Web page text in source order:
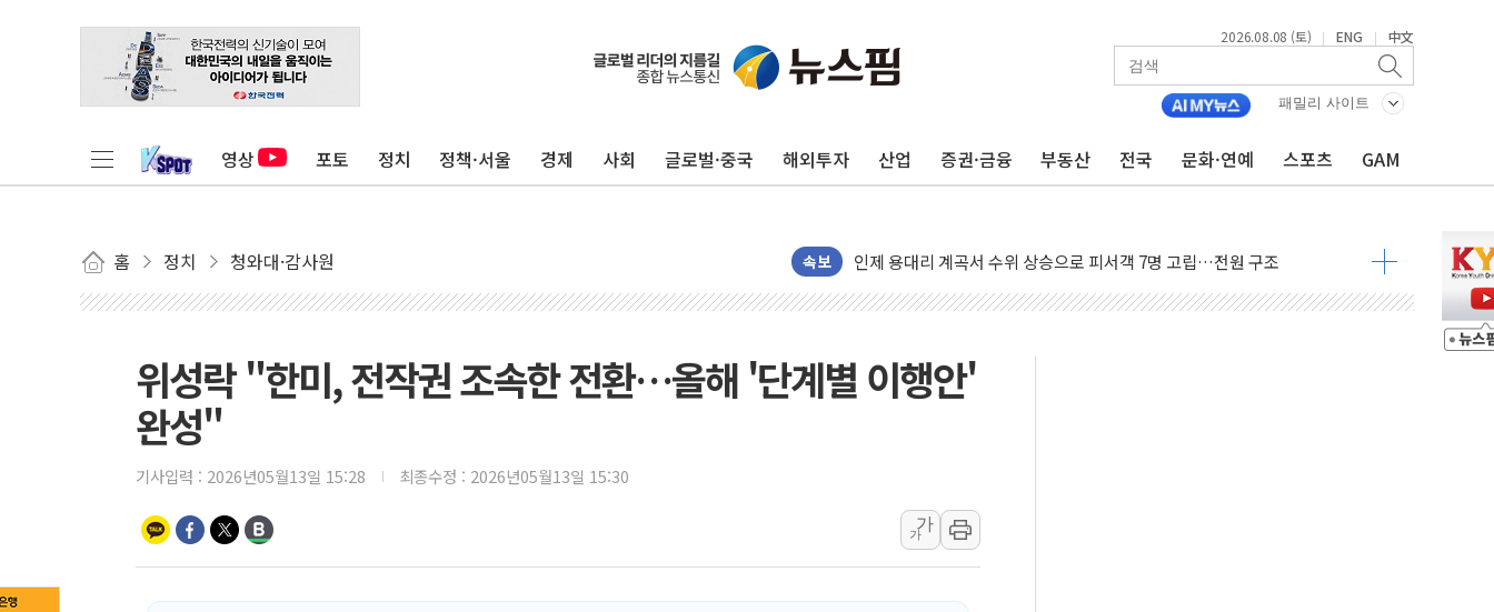
2026.08.08 (토) | ENG | 中文
패밀리 사이트
영상 포토 정치 정책·서울 경제 사회 글로벌·중국 해외투자 산업 증권·금융 부동산 전국 문화·연예 스포츠 GAM
홈 정치 청와대·감사원 속보
'화합' 꺼낸 김민석에 '뻔뻔' 받아친 정청래…제주 연설서 신경전 고조
李대통령, ISA 개편 재검토 지시…與 "적극 환영"·野 "졸속 국정"
연일 폭염에 온열질환 사망 23명…정부, 비상대응기구 가동
동해시, 11~14일 '별똥별 멍' 운영…페르세우스 유성우 관측
강원 중·남부 동해안 시간당 50mm 이상 폭우…호우경보 발효
폭염에 車 운전면허 기능시험 오전 집중 편성…체감온도 38도 넘으면 중단
李대통령, 'ISA·주가누르기 방지법' 전면 재검토 지시
충북 주말 무더위 지속…청주·진천 35도, 곳곳 소나기
10월 보완수사권 폐지·공소청 출범…피해자들 '범죄 사각지대' 우려
한상협, 업계 개인정보 보안 새판 짠다…'자율규제단체' 타진
위성락 "한미, 전작권 조속한 전환…올해 '단계별 이행안'
완성"
기사입력 : 2026년05월13일 15:28 최종수정 : 2026년05월13일 15:30
가
가